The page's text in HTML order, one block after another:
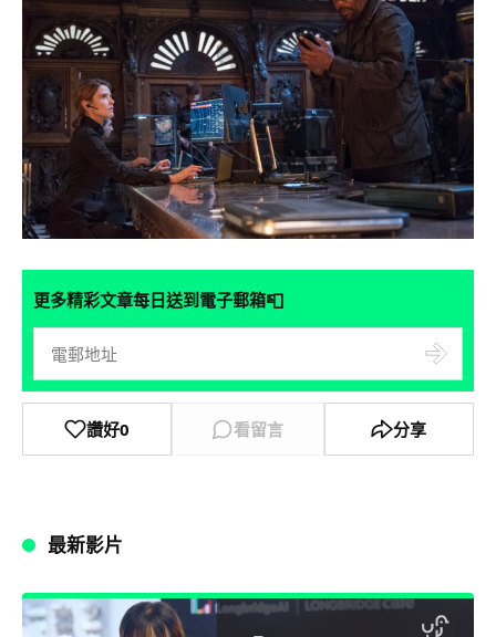
更多精彩文章每日送到電子郵箱📮
讚好0 看留言 分享
最新影片